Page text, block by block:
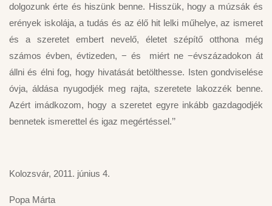
dolgozunk érte és hiszünk benne. Hisszük, hogy a múzsák és
erények iskolája, a tudás és az élő hit lelki műhelye, az ismeret
és a szeretet embert nevelő, életet szépítő otthona még
számos évben, évtizeden, − és miért ne −évszázadokon át
állni és élni fog, hogy hivatását betölthesse. Isten gondviselése
óvja, áldása nyugodjék meg rajta, szeretete lakozzék benne.
Azért imádkozom, hogy a szeretet egyre inkább gazdagodjék
bennetek ismerettel és igaz megértéssel.’’
Kolozsvár, 2011. június 4.
Popa Márta